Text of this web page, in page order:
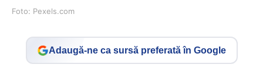
Foto: Pexels.com
Adaugă-ne ca sursă preferată în Google